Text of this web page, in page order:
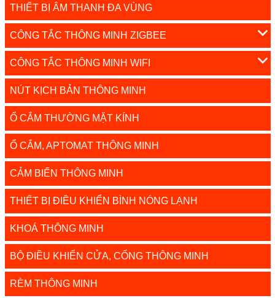
THIẾT BỊ ÂM THANH ĐA VÙNG
CÔNG TẮC THÔNG MINH ZIGBEE
CÔNG TẮC THÔNG MINH WIFI
NÚT KỊCH BẢN THÔNG MINH
Ổ CẮM THƯỜNG MẶT KÍNH
Ổ CẮM, APTOMAT THÔNG MINH
CẢM BIẾN THÔNG MINH
THIẾT BỊ ĐIỀU KHIỂN BÌNH NÓNG LẠNH
KHOÁ THÔNG MINH
BỘ ĐIỀU KHIỂN CỬA, CỔNG THÔNG MINH
RÈM THÔNG MINH